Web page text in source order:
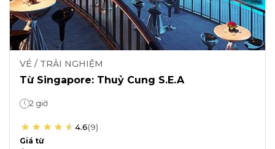
VÉ / TRẢI NGHIỆM
Từ Singapore: Thuỷ Cung S.E.A
2 giờ
4.6(9)
Giá từ